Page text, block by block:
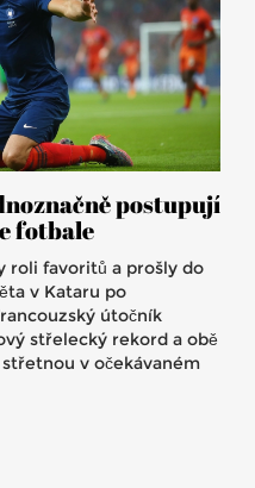
postupují
fotbale
roli favoritů a prošly do
v Kataru po
útočník
střelecký rekord a obě
v očekávaném